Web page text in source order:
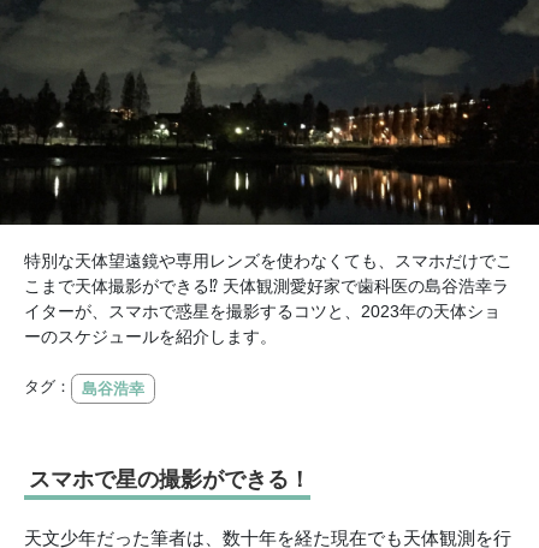
特別な天体望遠鏡や専用レンズを使わなくても、スマホだけでこ
こまで天体撮影ができる⁉ 天体観測愛好家で歯科医の島谷浩幸ラ
イターが、スマホで惑星を撮影するコツと、2023年の天体ショ
ーのスケジュールを紹介します。
タグ： 島谷浩幸
スマホで星の撮影ができる！
天文少年だった筆者は、数十年を経た現在でも天体観測を行